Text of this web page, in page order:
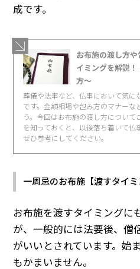
成です。
お布施の渡し方
イミングを解説
方〜
葬儀や法事など、仏事において気に
です。金額相場や包み方のマナーな
う。今回はお布施の渡し方について
を知っておくと、以後落ち着いて仏
ぜひ参考にしてください。
一周忌のお布施【渡すタイミ
お布施を渡すタイミングに
が、一般的には法要後、僧
がいいとされています。始
もかまいません。